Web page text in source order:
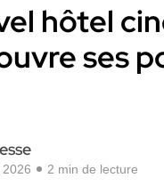
hôtel
ses
2 min de lecture